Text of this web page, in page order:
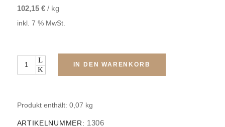
102,15 €/ kg
inkl. 7 % MwSt.
Menge IN DEN WARENKORB
Produkt enthält: 0,07 kg
ARTIKELNUMMER: 1306